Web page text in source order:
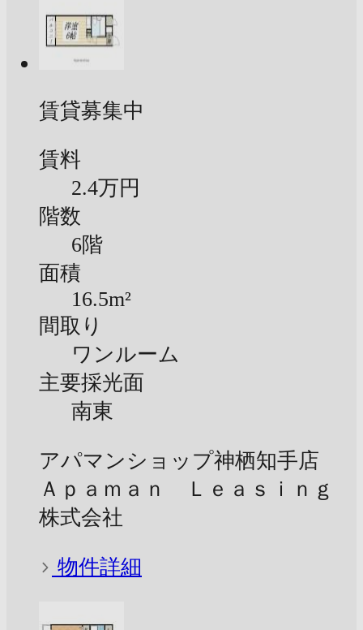
賃貸募集中
賃料
2.4万円
階数
6階
面積
16.5m²
間取り
ワンルーム
主要採光面
南東
アパマンショップ神栖知手店
Ａｐａｍａｎ Ｌｅａｓｉｎｇ
株式会社
物件詳細